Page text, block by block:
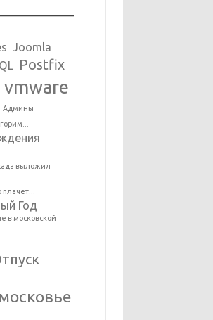
Joomla
Postfix
vmware
Админы
выложил
Год
в московской